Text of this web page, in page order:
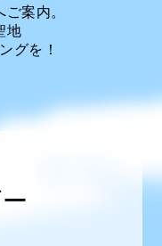
案内。
地
グを！